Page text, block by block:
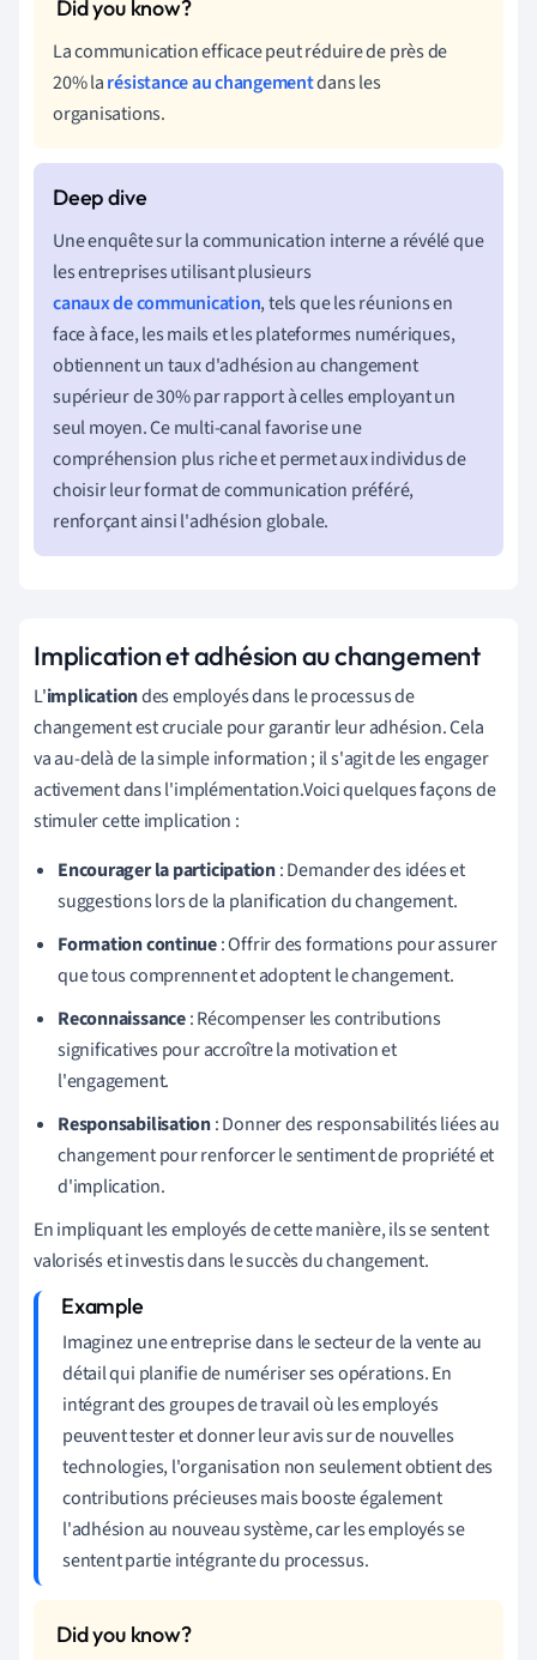
La communication efficace peut réduire de près de
20% larésistance au changementdans les
organisations.
Une enquête sur la communication interne a révélé que
les entreprises utilisant plusieurs
canaux de communication, tels que les réunions en
face à face, les mails et les plateformes numériques,
obtiennent un taux d'adhésion au changement
supérieur de 30% par rapport à celles employant un
seul moyen. Ce multi-canal favorise une
compréhension plus riche et permet aux individus de
choisir leur format de communication préféré,
renforçant ainsi l'adhésion globale.
Implication et adhésion au changement
L'implicationdes employés dans le processus de
changement est cruciale pour garantir leur adhésion. Cela
va au-delà de la simple information ; il s'agit de les engager
activement dans l'implémentation.Voici quelques façons de
stimuler cette implication :
Encourager la participation: Demander des idées et
suggestions lors de la planification du changement.
Formation continue: Offrir des formations pour assurer
que tous comprennent et adoptent le changement.
Reconnaissance: Récompenser les contributions
significatives pour accroître la motivation et
l'engagement.
Responsabilisation: Donner des responsabilités liées au
changement pour renforcer le sentiment de propriété et
d'implication.
En impliquant les employés de cette manière, ils se sentent
valorisés et investis dans le succès du changement.
Imaginez une entreprise dans le secteur de la vente au
détail qui planifie de numériser ses opérations. En
intégrant des groupes de travail où les employés
peuvent tester et donner leur avis sur de nouvelles
technologies, l'organisation non seulement obtient des
contributions précieuses mais booste également
l'adhésion au nouveau système, car les employés se
sentent partie intégrante du processus.